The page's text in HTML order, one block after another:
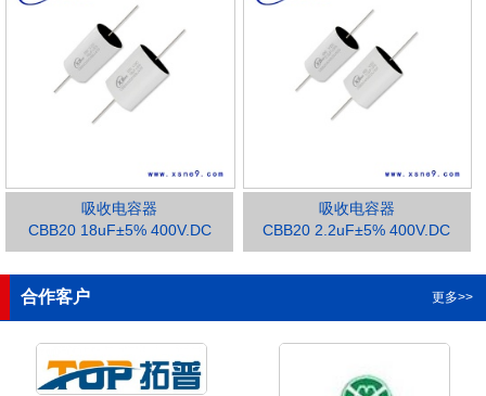
吸收电容器
CBB20 18uF±5% 400V.DC
吸收电容器
CBB20 2.2uF±5% 400V.DC
合作客户 更多>>